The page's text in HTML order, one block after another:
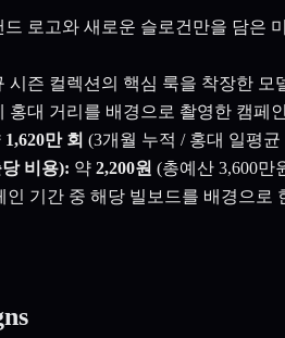
드 로고와 새로운 슬로건만을 담은
시즌 컬렉션의 핵심 룩을 착장한
홍대 거리를 배경으로 촬영한 캠페
1,620만 회 (3개월 누적 / 홍대 일평
비용): 약 2,200원 (총예산 3,600만
인 기간 중 해당 빌보드를 배경으로